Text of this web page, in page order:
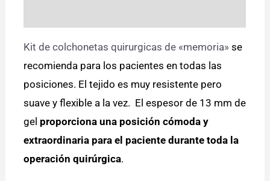
Kit de colchonetas quirurgicas de «memoria» se
recomienda para los pacientes en todas las
posiciones. El tejido es muy resistente pero
suave y flexible a la vez. El espesor de 13 mm de
gel proporciona una posición cómoda y
extraordinaria para el paciente durante toda la
operación quirúrgica.